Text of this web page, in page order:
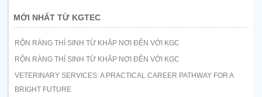
MỚI NHẤT TỪ KGTEC
RỘN RÀNG THÍ SINH TỪ KHẮP NƠI ĐẾN VỚI KGC
RỘN RÀNG THÍ SINH TỪ KHẮP NƠI ĐẾN VỚI KGC
VETERINARY SERVICES: A PRACTICAL CAREER PATHWAY FOR A
BRIGHT FUTURE